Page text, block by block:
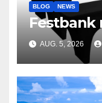
BLOG NEWS
Festbank
AUG. 5, 2026